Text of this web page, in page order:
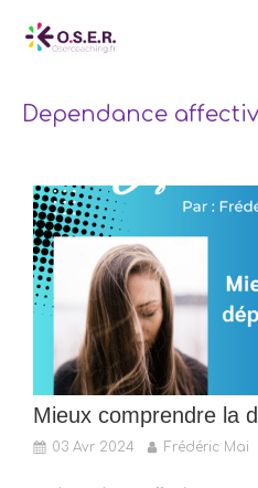
Dependance
03 Avr 2024 Frédéric Mai